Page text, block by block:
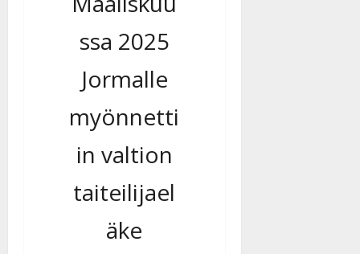
ssa 2025
Jormalle
myönnetti
in valtion
taiteilijael
äke